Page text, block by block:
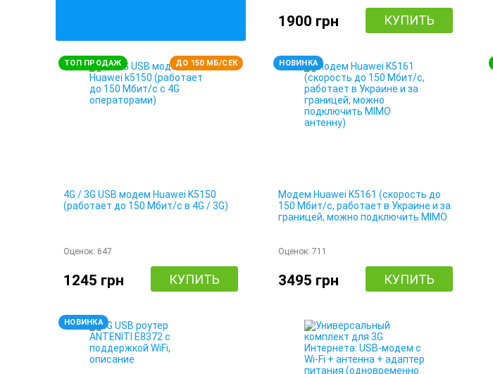
1900 грн КУПИТЬ
ТОП ПРОДАЖ ДО 150 МБ/СЕК
4G / 3G USB модем Huawei K5150
(работает до 150 Мбит/с в 4G / 3G)
Оценок: 647
1245 грн КУПИТЬ
НОВИНКА
Модем Huawei K5161 (скорость до
150 Мбит/с, работает в Украине и за
границей, можно подключить MIMO
Оценок:711
3495 грн КУПИТЬ
НОВИНКА